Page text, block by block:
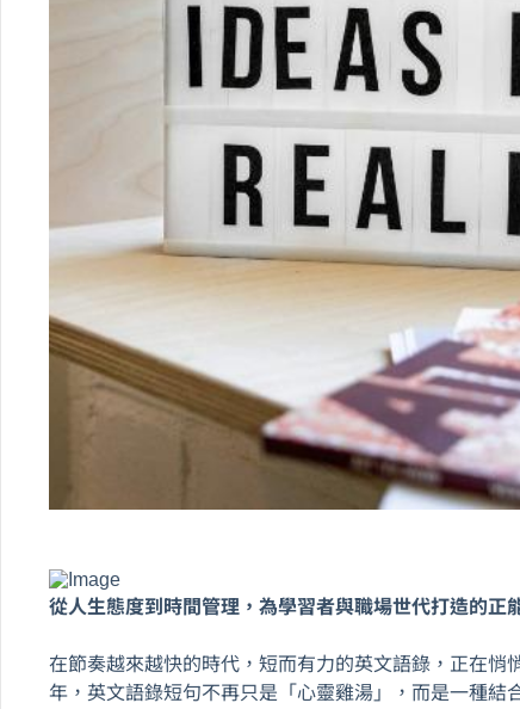
從人生態度到時間管理，為學習者與職場世代打造的正
在節奏越來越快的時代，短而有力的英文語錄，正在悄
年，英文語錄短句不再只是「心靈雞湯」，而是一種結